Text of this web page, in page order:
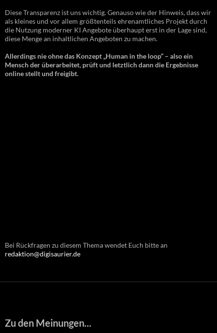
Diese Transparenz ist uns wichtig. Genauso wie der Hinweis, dass wir
als kleines und vor allem größtenteils ehrenamtliches Projekt durch
die Nutzung moderner KI Angebote überhaupt erst in der Lage sind,
diese Menge an inhaltlichen Angeboten zu machen.
Allerdings nie ohne das Konzept „Human in the loop“ – also ein
Mensch der überarbeitet, prüft und letztlich dann die Ergebnisse
online stellt und freigibt.
Bei Rückfragen zu diesem Thema wendet Euch bitte an
redaktion@digisaurier.de
Zu den Meinungen...